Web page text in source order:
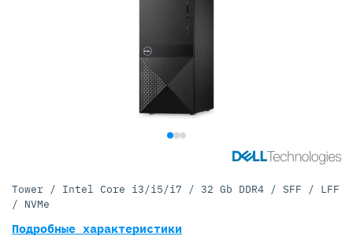
Tower / Intel Core i3/i5/i7 / 32 Gb DDR4 / SFF / LFF
/ NVMe
Подробные характеристики